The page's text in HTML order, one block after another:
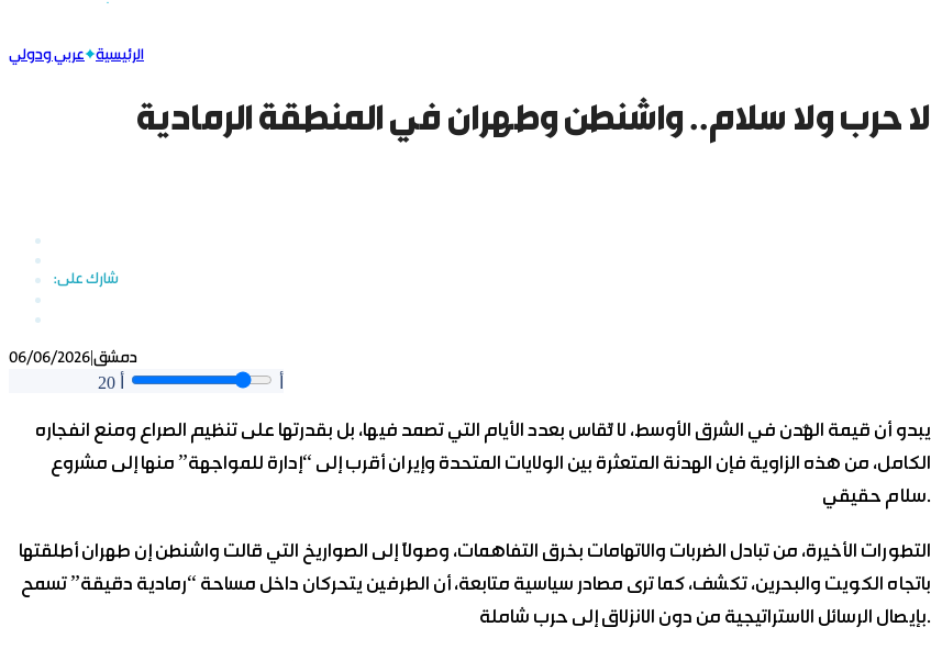
الرئيسية عربي ودولي
لا حرب ولا سلام.. واشنطن وطهران في المنطقة الرمادية
06/06/2026|دمشق
20
يبدو أن قيمة الهُدن في الشرق الأوسط، لا تُقاس بعدد الأيام التي تصمد فيها، بل بقدرتها على تنظيم الصراع ومنع انفجاره
الكامل، من هذه الزاوية فإن الهدنة المتعثرة بين الولايات المتحدة وإيران أقرب إلى “إدارة للمواجهة” منها إلى مشروع
سلام حقيقي.
التطورات الأخيرة، من تبادل الضربات والاتهامات بخرق التفاهمات، وصولاً إلى الصواريخ التي قالت واشنطن إن طهران أطلقتها
باتجاه الكويت والبحرين، تكشف، كما ترى مصادر سياسية متابعة، أن الطرفين يتحركان داخل مساحة “رمادية دقيقة” تسمح
بإيصال الرسائل الاستراتيجية من دون الانزلاق إلى حرب شاملة.